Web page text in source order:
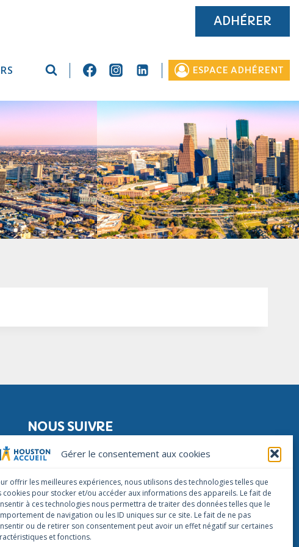
Gérer le consentement aux cookies
offrir les meilleures expériences, nous utilisons des technologies telles que
cookies pour stocker et/ou accéder aux informations des appareils. Le fait de
à ces technologies nous permettra de traiter des données telles que le
de navigation ou les ID uniques sur ce site. Le fait de ne pas
ou de retirer son consentement peut avoir un effet négatif sur certaines
et fonctions.
ADHÉRER
ESPACE ADHÉRENT
NOUS SUIVRE
infos@houstonaccueil.org